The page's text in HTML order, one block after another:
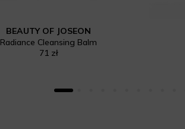
BEAUTY OF JOSEON
Radiance Cleansing Balm
71 zł